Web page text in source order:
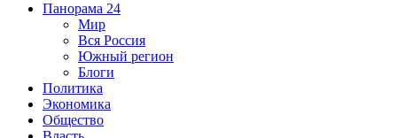
Панорама 24
Мир
Вся Россия
Южный регион
Блоги
Политика
Экономика
Общество